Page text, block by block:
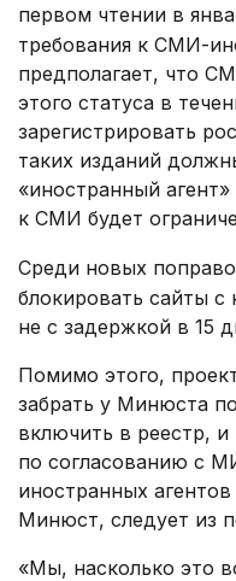
первом чтении в
требования к СМИ-
предполагает, что
этого статуса в
зарегистрировать
таких изданий
«иностранный
к СМИ будет
Среди новых
блокировать сайты
не с задержкой в 15
Помимо этого,
забрать у Минюста
включить в реестр, и
по согласованию с
иностранных
Минюст, следует из
«Мы, насколько это